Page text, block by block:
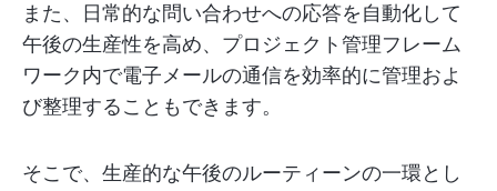
また、日常的な問い合わせへの応答を自動化して
午後の生産性を高め、プロジェクト管理フレーム
ワーク内で電子メールの通信を効率的に管理およ
び整理することもできます。
そこで、生産的な午後のルーティーンの一環とし